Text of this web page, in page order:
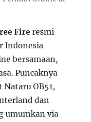
Fireresmi
Indonesia
bersamaan,
Puncaknya
OB51,
dan
umumkan via